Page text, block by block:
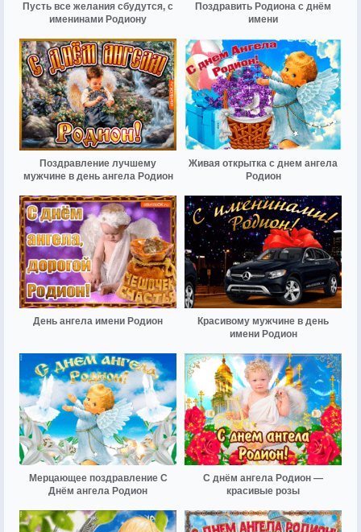
Пусть все желания сбудутся, с
именинами Родиону
Поздравить Родиона с днём
имени
Поздравление лучшему
мужчине в день ангела Родион
Живая открытка с днем ангела
Родион
День ангела имени Родион
Красивому мужчине в день
имени Родион
Мерцающее поздравление С
Днём ангела Родион
С днём ангела Родион —
красивые розы